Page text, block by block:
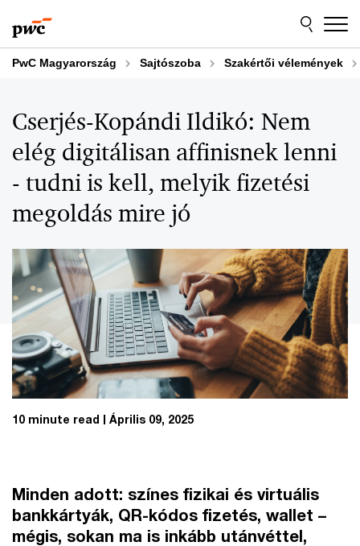
to
content
to
footer
PwC Magyarország Sajtószoba Szakértői vélemények
Cserjés-Kopándi Ildikó: Nem
elég digitálisan affinisnek lenni
- tudni is kell, melyik fizetési
megoldás mire jó
10 minute read Április 09, 2025
Minden adott: színes fizikai és virtuális
bankkártyák, QR-kódos fizetés, wallet –
mégis, sokan ma is inkább utánvéttel,